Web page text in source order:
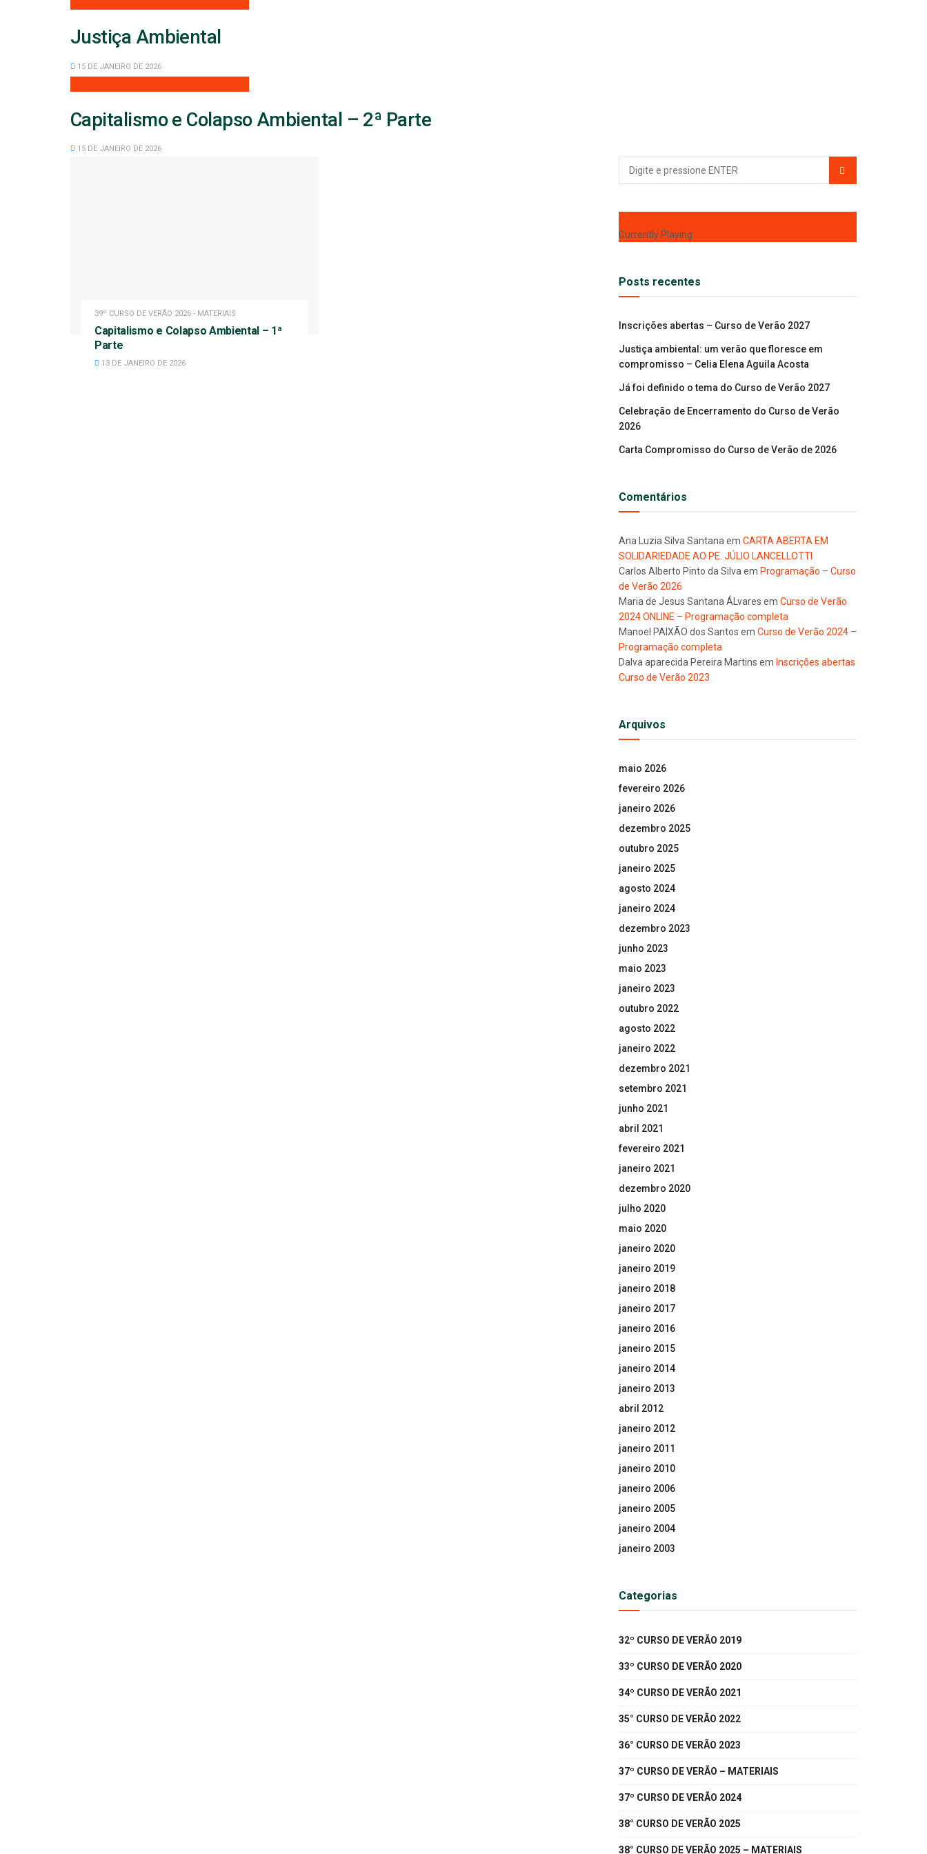
Justiça Ambiental
15 DE JANEIRO DE 2026
Capitalismo e Colapso Ambiental – 2ª Parte
15 DE JANEIRO DE 2026
39º CURSO DE VERÃO 2026 - MATERIAIS
Capitalismo e Colapso Ambiental – 1ª
Parte
13 DE JANEIRO DE 2026
Currently Playing
Posts recentes
Inscrições abertas – Curso de Verão 2027
Justiça ambiental: um verão que floresce em
compromisso – Celia Elena Aguila Acosta
Já foi definido o tema do Curso de Verão 2027
Celebração de Encerramento do Curso de Verão
2026
Carta Compromisso do Curso de Verão de 2026
Comentários
Ana Luzia Silva Santanaem CARTA ABERTA EM
SOLIDARIEDADE AO PE. JÚLIO LANCELLOTTI
Carlos Alberto Pinto da Silvaem Programação – Curso
de Verão 2026
Maria de Jesus Santana ÁLvares em Curso de Verão
2024 ONLINE – Programação completa
Manoel PAIXÃO dos Santos em Curso de Verão 2024 –
Programação completa
Dalva aparecida Pereira Martins em Inscrições abertas
Curso de Verão 2023
Arquivos
maio 2026
fevereiro 2026
janeiro 2026
dezembro 2025
outubro 2025
janeiro 2025
agosto 2024
janeiro 2024
dezembro 2023
junho 2023
maio 2023
janeiro 2023
outubro 2022
agosto 2022
janeiro 2022
dezembro 2021
setembro 2021
junho 2021
abril 2021
fevereiro 2021
janeiro 2021
dezembro 2020
julho 2020
maio 2020
janeiro 2020
janeiro 2019
janeiro 2018
janeiro 2017
janeiro 2016
janeiro 2015
janeiro 2014
janeiro 2013
abril 2012
janeiro 2012
janeiro 2011
janeiro 2010
janeiro 2006
janeiro 2005
janeiro 2004
janeiro 2003
Categorias
32º CURSO DE VERÃO 2019
33º CURSO DE VERÃO 2020
34º CURSO DE VERÃO 2021
35° CURSO DE VERÃO 2022
36° CURSO DE VERÃO 2023
37º CURSO DE VERÃO – MATERIAIS
37º CURSO DE VERÃO 2024
38° CURSO DE VERÃO 2025
38° CURSO DE VERÃO 2025 – MATERIAIS